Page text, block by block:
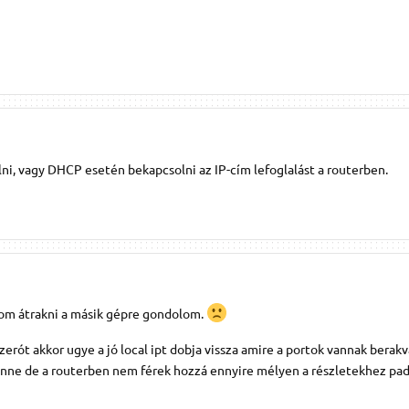
vagy DHCP esetén bekapcsolni az IP-cím lefoglalást a routerben.
átrakni a másik gépre gondolom.
akkor ugye a jó local ipt dobja vissza amire a portok vannak
de a routerben nem férek hozzá ennyire mélyen a részletekhez